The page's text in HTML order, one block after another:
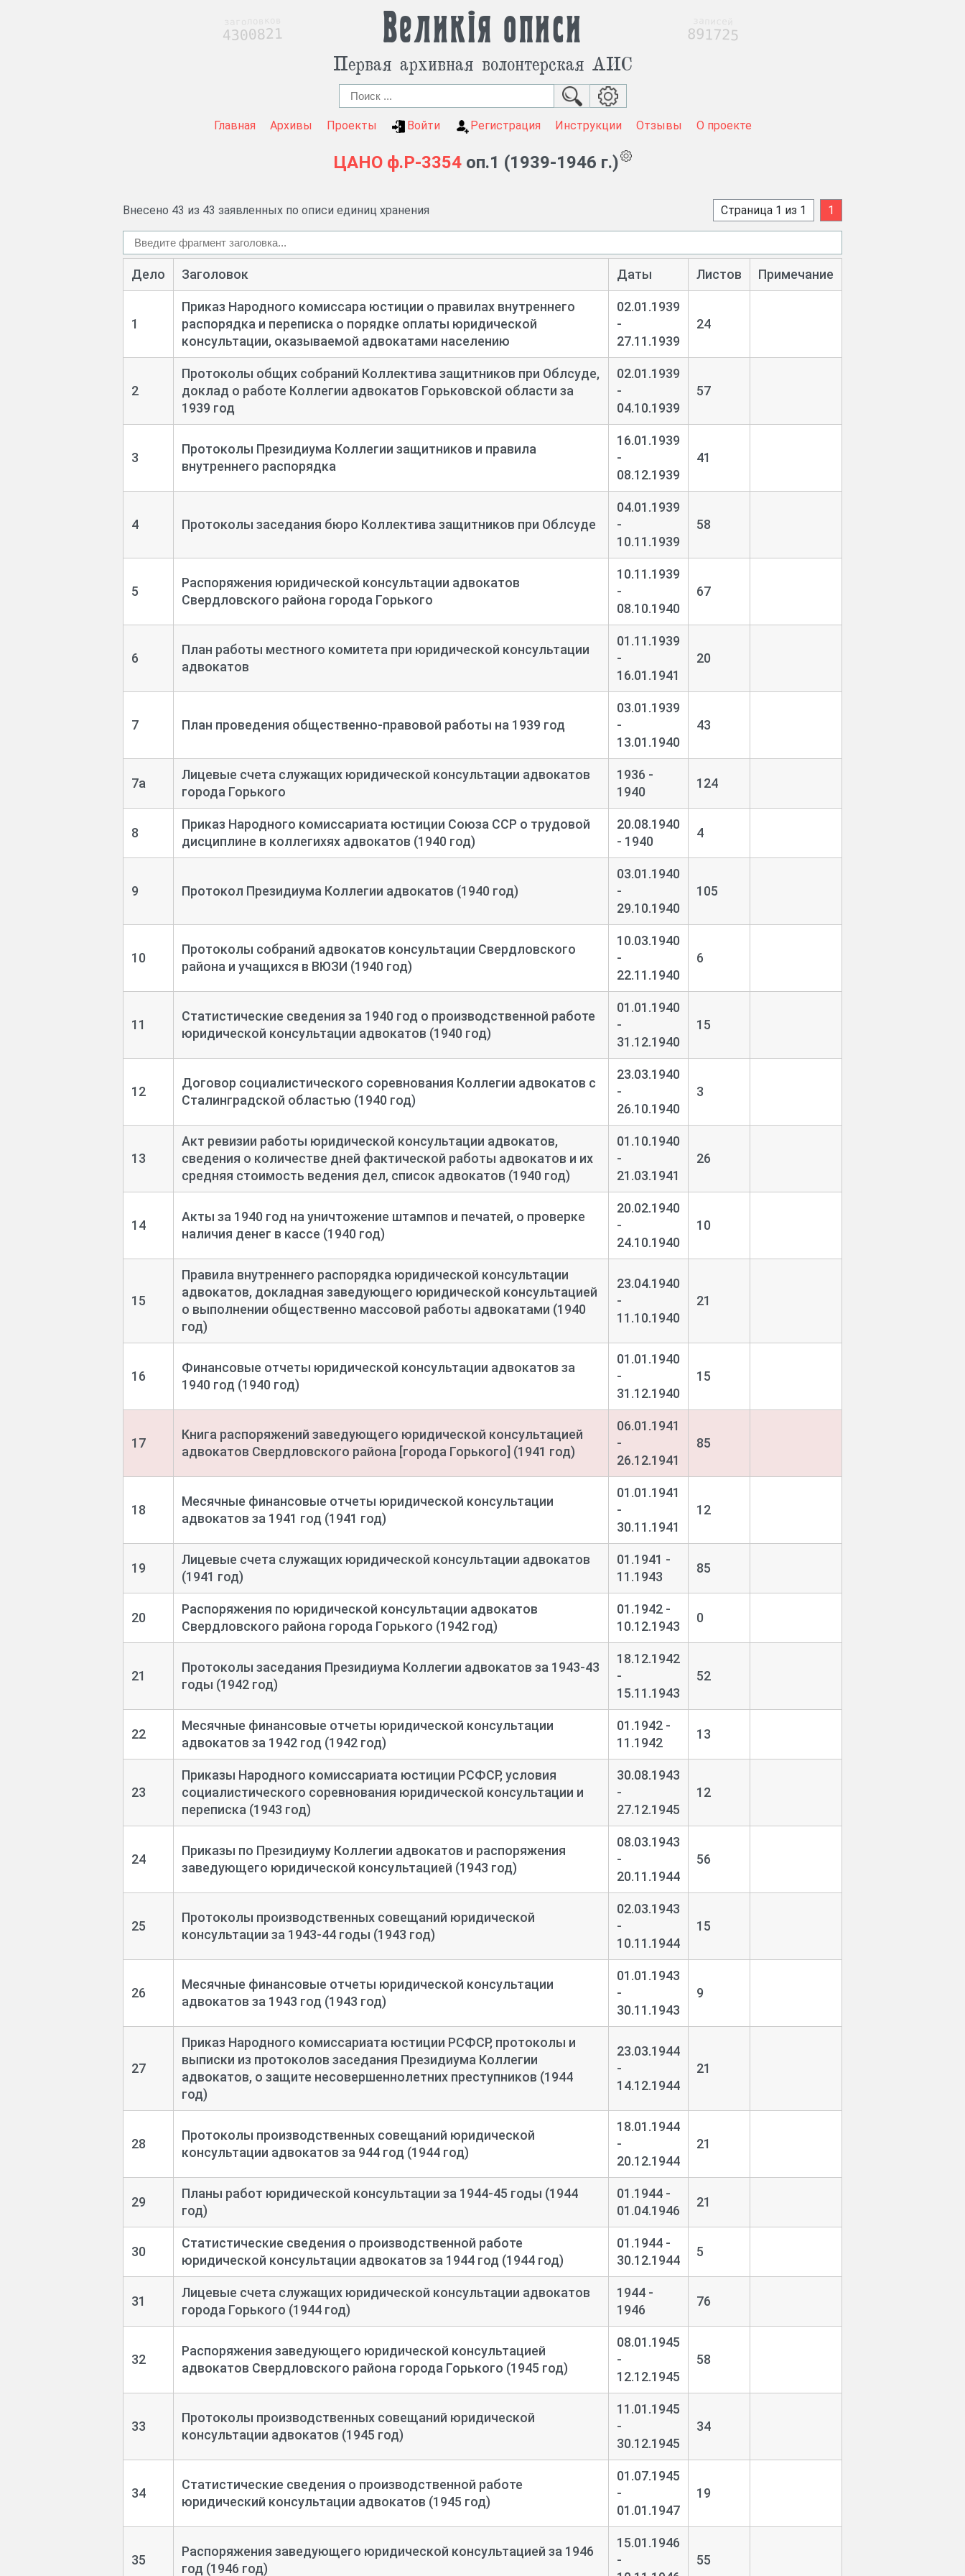
Великія описи
Первая архивная волонтерская АИС
Главная Архивы Проекты Войти Регистрация Инструкции Отзывы О проекте
ЦАНО ф.Р-3354оп.1 (1939-1946 г.)
Внесено 43 из 43 заявленных по описи единиц хранения Страница 1 из 1 1
Дело Заголовок Даты Листов Примечание
1
Приказ Народного комиссара юстиции о правилах внутреннего
распорядка и переписка о порядке оплаты юридической
консультации, оказываемой адвокатами населению
02.01.1939
-
27.11.1939
24
2
Протоколы общих собраний Коллектива защитников при Облсуде,
доклад о работе Коллегии адвокатов Горьковской области за
1939 год
02.01.1939
-
04.10.1939
57
3
Протоколы Президиума Коллегии защитников и правила
внутреннего распорядка
16.01.1939
-
08.12.1939
41
4 Протоколы заседания бюро Коллектива защитников при Облсуде
04.01.1939
-
10.11.1939
58
5
Распоряжения юридической консультации адвокатов
Свердловского района города Горького
10.11.1939
-
08.10.1940
67
6
План работы местного комитета при юридической консультации
адвокатов
01.11.1939
-
16.01.1941
20
7 План проведения общественно-правовой работы на 1939 год
03.01.1939
-
13.01.1940
43
7а
Лицевые счета служащих юридической консультации адвокатов
города Горького
1936 -
1940
124
8
Приказ Народного комиссариата юстиции Союза ССР о трудовой
дисциплине в коллегихях адвокатов (1940 год)
20.08.1940
- 1940
4
9 Протокол Президиума Коллегии адвокатов (1940 год)
03.01.1940
-
29.10.1940
105
10
Протоколы собраний адвокатов консультации Свердловского
района и учащихся в ВЮЗИ (1940 год)
10.03.1940
-
22.11.1940
6
11
Статистические сведения за 1940 год о производственной работе
юридической консультации адвокатов (1940 год)
01.01.1940
-
31.12.1940
15
12
Договор социалистического соревнования Коллегии адвокатов с
Сталинградской областью (1940 год)
23.03.1940
-
26.10.1940
3
13
Акт ревизии работы юридической консультации адвокатов,
сведения о количестве дней фактической работы адвокатов и их
средняя стоимость ведения дел, список адвокатов (1940 год)
01.10.1940
-
21.03.1941
26
14
Акты за 1940 год на уничтожение штампов и печатей, о проверке
наличия денег в кассе (1940 год)
20.02.1940
-
24.10.1940
10
15
Правила внутреннего распорядка юридической консультации
адвокатов, докладная заведующего юридической консультацией
о выполнении общественно массовой работы адвокатами (1940
год)
23.04.1940
-
11.10.1940
21
16
Финансовые отчеты юридической консультации адвокатов за
1940 год (1940 год)
01.01.1940
-
31.12.1940
15
17
Книга распоряжений заведующего юридической консультацией
адвокатов Свердловского района [города Горького] (1941 год)
06.01.1941
-
26.12.1941
85
18
Месячные финансовые отчеты юридической консультации
адвокатов за 1941 год (1941 год)
01.01.1941
-
30.11.1941
12
19
Лицевые счета служащих юридической консультации адвокатов
(1941 год)
01.1941 -
11.1943
85
20
Распоряжения по юридической консультации адвокатов
Свердловского района города Горького (1942 год)
01.1942 -
10.12.1943
0
21
Протоколы заседания Президиума Коллегии адвокатов за 1943-43
годы (1942 год)
18.12.1942
-
15.11.1943
52
22
Месячные финансовые отчеты юридической консультации
адвокатов за 1942 год (1942 год)
01.1942 -
11.1942
13
23
Приказы Народного комиссариата юстиции РСФСР, условия
социалистического соревнования юридической консультации и
переписка (1943 год)
30.08.1943
-
27.12.1945
12
24
Приказы по Президиуму Коллегии адвокатов и распоряжения
заведующего юридической консультацией (1943 год)
08.03.1943
-
20.11.1944
56
25
Протоколы производственных совещаний юридической
консультации за 1943-44 годы (1943 год)
02.03.1943
-
10.11.1944
15
26
Месячные финансовые отчеты юридической консультации
адвокатов за 1943 год (1943 год)
01.01.1943
-
30.11.1943
9
27
Приказ Народного комиссариата юстиции РСФСР, протоколы и
выписки из протоколов заседания Президиума Коллегии
адвокатов, о защите несовершеннолетних преступников (1944
год)
23.03.1944
-
14.12.1944
21
28
Протоколы производственных совещаний юридической
консультации адвокатов за 944 год (1944 год)
18.01.1944
-
20.12.1944
21
29
Планы работ юридической консультации за 1944-45 годы (1944
год)
01.1944 -
01.04.1946
21
30
Статистические сведения о производственной работе
юридической консультации адвокатов за 1944 год (1944 год)
01.1944 -
30.12.1944
5
31
Лицевые счета служащих юридической консультации адвокатов
города Горького (1944 год)
1944 -
1946
76
32
Распоряжения заведующего юридической консультацией
адвокатов Свердловского района города Горького (1945 год)
08.01.1945
-
12.12.1945
58
33
Протоколы производственных совещаний юридической
консультации адвокатов (1945 год)
11.01.1945
-
30.12.1945
34
34
Статистические сведения о производственной работе
юридический консультации адвокатов (1945 год)
01.07.1945
-
01.01.1947
19
35
Распоряжения заведующего юридической консультацией за 1946
год (1946 год)
15.01.1946
-
55
4300821 891725